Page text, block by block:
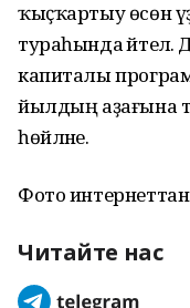
ҡыҫҡартыу өсөн
тураһында әйтелә.
капиталы
йылдың аҙағына
һөйләне.
Фото
Читайте нас